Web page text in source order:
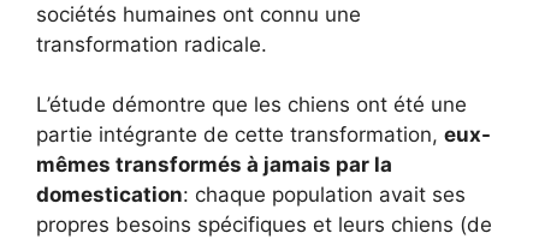
sociétés humaines ont connu une
transformation radicale.
L’étude démontre que les chiens ont été une
partie intégrante de cette transformation, eux-
mêmes transformés à jamais par la
domestication: chaque population avait ses
propres besoins spécifiques et leurs chiens (de